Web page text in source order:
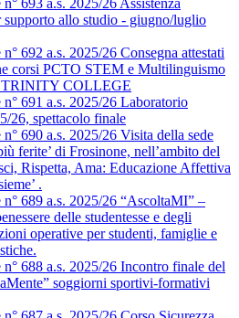
693 a.s. 2025/26 Assistenza
supporto allo studio - giugno/luglio
692 a.s. 2025/26 Consegna attestati
corsi PCTO STEM e Multilinguismo
TRINITY COLLEGE
691 a.s. 2025/26 Laboratorio
26, spettacolo finale
690 a.s. 2025/26 Visita della sede
ferite’ di Frosinone, nell’ambito del
Rispetta, Ama: Educazione Affettiva
.
689 a.s. 2025/26 “AscoltaMI” –
delle studentesse e degli
operative per studenti, famiglie e
688 a.s. 2025/26 Incontro finale del
soggiorni sportivi‑formativi